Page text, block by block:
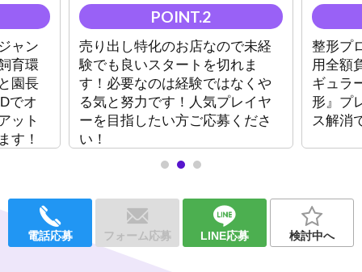
【レギュラー】
今ならプチ整形プレゼント
【アルバイト】
週1日～終電上がりもOK
週休2日制、掃除なし制度、1人寮完備で働きやすさも最高です。
～大手グループだから安心～
ないということはありません。
移籍をお考えの方も、以前のお店より売上アップを狙えます。
今以上に高みを目指したい方はぜひシンスユーグループへお越し
ャン
育環
園長
でオ
ット
す！
売り出し特化のお店なので未経
験でも良いスタートを切れま
す！必要なのは経験ではなくや
る気と努力です！人気プレイヤ
ーを目指したい方ご応募くださ
い！
整形プ
用全額
ギュラ
形』プ
ス解消
電話応募 フォーム応募 LINE応募 検討中へ